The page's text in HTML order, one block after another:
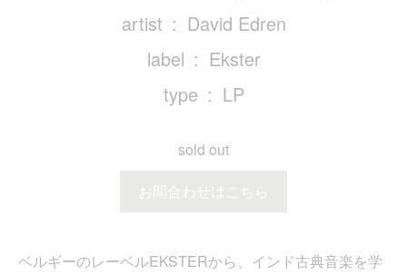
artist
David Edren
label
Ekster
type
LP
sold out
お問合わせはこちら
ベルギーのレーベルEKSTERから、インド古典音楽を学